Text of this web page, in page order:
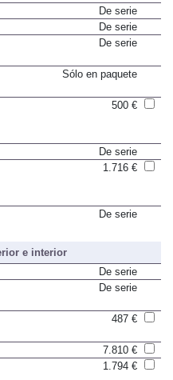
De serie
De serie
De serie
e interior
De serie
7.810 €